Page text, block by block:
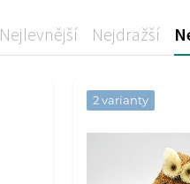
Nejlevnější Nejdražší
2 varianty